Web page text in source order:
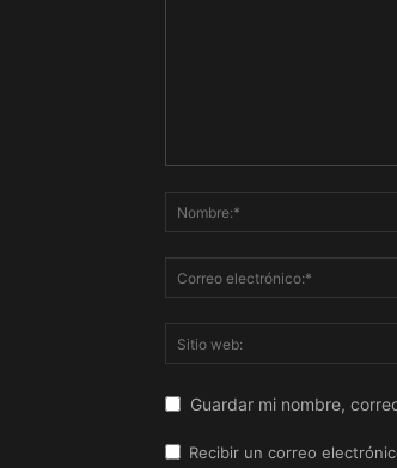
Guardar mi nombre,
Recibir un correo